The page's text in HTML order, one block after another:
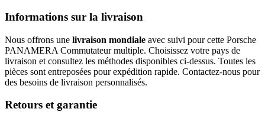
Informations sur la livraison
Nous offrons une livraison mondiale avec suivi pour cette Porsche
PANAMERA Commutateur multiple. Choisissez votre pays de
livraison et consultez les méthodes disponibles ci-dessus. Toutes les
pièces sont entreposées pour expédition rapide. Contactez-nous pour
des besoins de livraison personnalisés.
Retours et garantie